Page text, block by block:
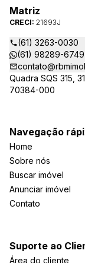
Matriz
CRECI: 21693J
(61) 3263-0030
(61) 98289-6749
Quadra SQS 315,
70384-000
Navegação
Home
Sobre nós
Buscar imóvel
Anunciar imóvel
Contato
Suporte ao
Área do cliente